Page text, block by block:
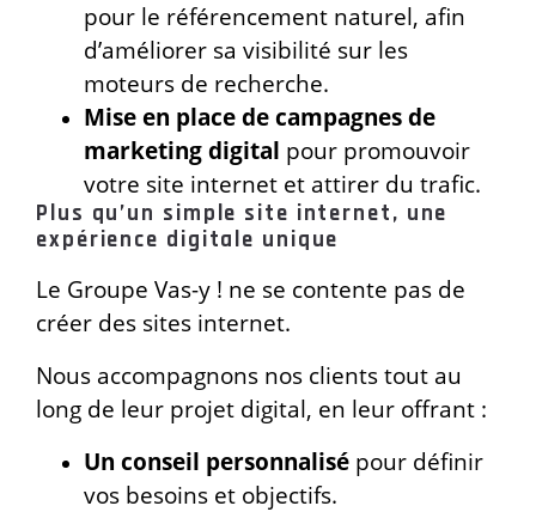
pour le référencement naturel, afin
d’améliorer sa visibilité sur les
moteurs de recherche.
Mise en place de campagnes de
marketing digital pour promouvoir
votre site internet et attirer du trafic.
Plus qu’un simple site internet, une
expérience digitale unique
Le Groupe Vas-y ! ne se contente pas de
créer des sites internet.
Nous accompagnons nos clients tout au
long de leur projet digital, en leur offrant :
Un conseil personnalisé pour définir
vos besoins et objectifs.